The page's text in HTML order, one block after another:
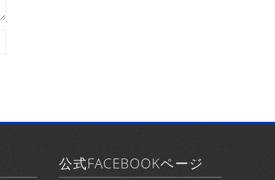
公式FACEBOOKページ